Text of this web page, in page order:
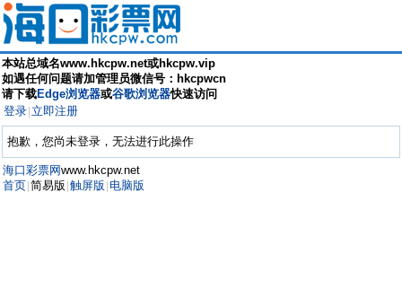
本站总域名www.hkcpw.net或hkcpw.vip
如遇任何问题请加管理员微信号：hkcpwcn
请下载Edge浏览器或谷歌浏览器快速访问
登录 立即注册
抱歉，您尚未登录，无法进行此操作
海口彩票网www.hkcpw.net
首页 简易版 触屏版 电脑版